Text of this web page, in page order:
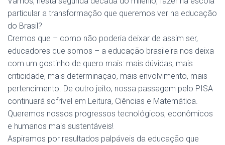
particular a transformação que queremos ver na educação
do Brasil?
Cremos que – como não poderia deixar de assim ser,
educadores que somos – a educação brasileira nos deixa
com um gostinho de quero mais: mais dúvidas, mais
criticidade, mais determinação, mais envolvimento, mais
pertencimento. De outro jeito, nossa passagem pelo PISA
continuará sofrível em Leitura, Ciências e Matemática.
Queremos nossos progressos tecnológicos, econômicos
e humanos mais sustentáveis!
Aspiramos por resultados palpáveis da educação que